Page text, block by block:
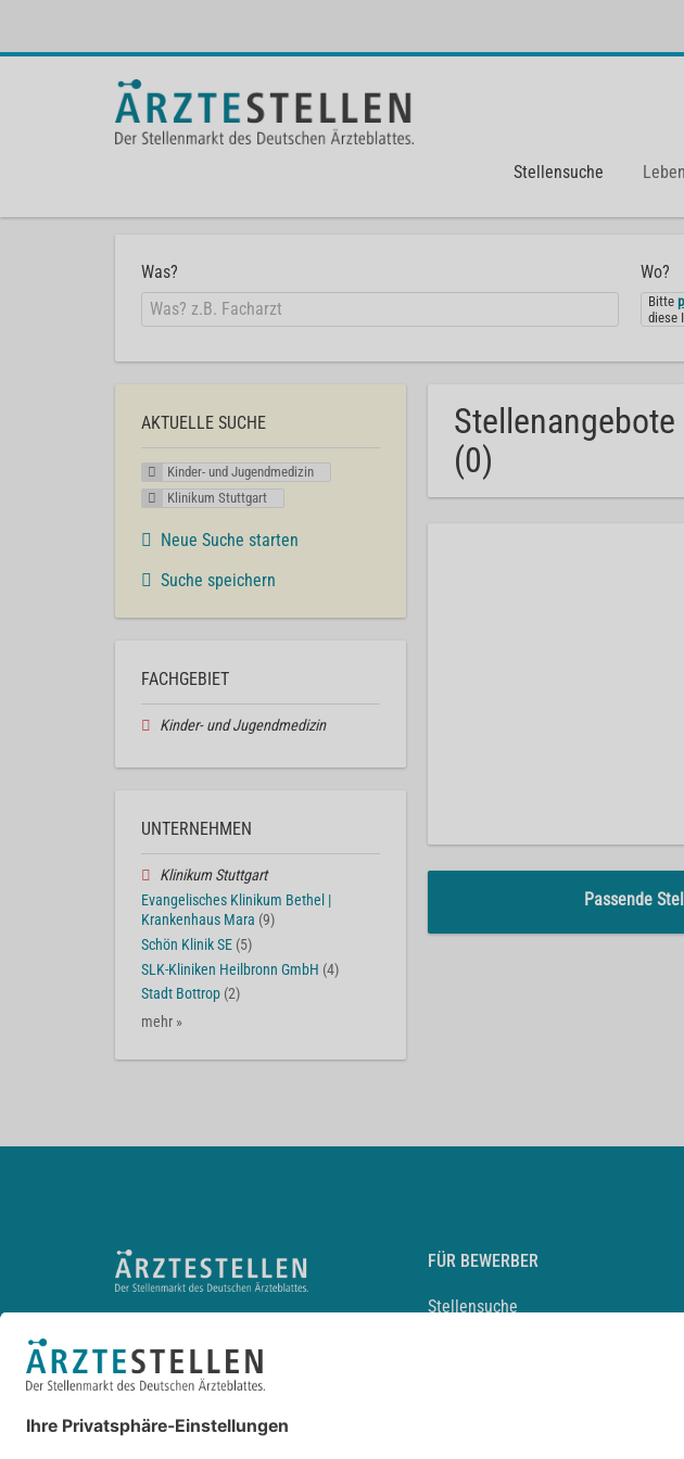
Stellensuche
Was? Wo?
Bitte
diese
(0)
Passende
AKTUELLE SUCHE
Kinder- und Jugendmedizin
Klinikum Stuttgart
Neue Suche starten
Suche speichern
FACHGEBIET
Kinder- und Jugendmedizin
UNTERNEHMEN
Klinikum Stuttgart
Evangelisches Klinikum Bethel |
Krankenhaus Mara (9)
Schön Klinik SE (5)
SLK-Kliniken Heilbronn GmbH (4)
Stadt Bottrop (2)
mehr »
FÜR BEWERBER
Stellensuche